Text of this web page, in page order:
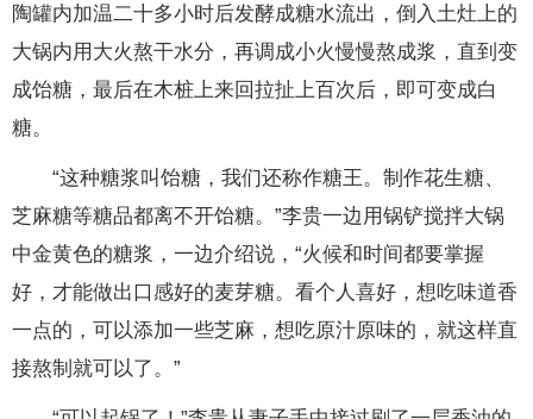
陶罐内加温二十多小时后发酵成糖水流出，倒入土灶上的
大锅内用大火熬干水分，再调成小火慢慢熬成浆，直到变
成饴糖，最后在木桩上来回拉扯上百次后，即可变成白
糖。
“这种糖浆叫饴糖，我们还称作糖王。制作花生糖、
芝麻糖等糖品都离不开饴糖。”李贵一边用锅铲搅拌大锅
中金黄色的糖浆，一边介绍说，“火候和时间都要掌握
好，才能做出口感好的麦芽糖。看个人喜好，想吃味道香
一点的，可以添加一些芝麻，想吃原汁原味的，就这样直
接熬制就可以了。”